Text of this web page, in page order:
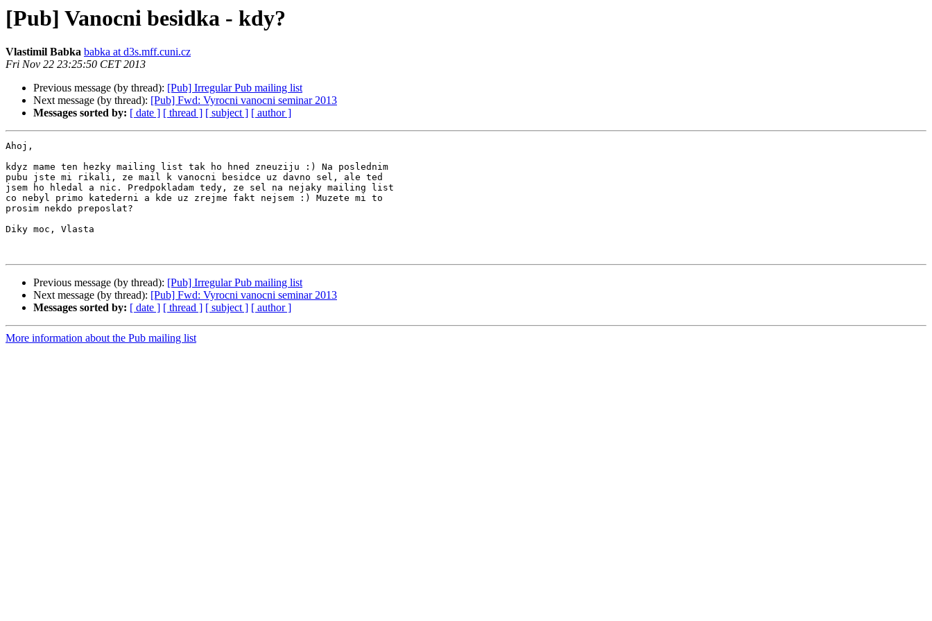
[Pub] Vanocni besidka - kdy?
Vlastimil Babka babka at d3s.mff.cuni.cz
Fri Nov 22 23:25:50 CET 2013
Previous message (by thread): [Pub] Irregular Pub mailing list
Next message (by thread): [Pub] Fwd: Vyrocni vanocni seminar 2013
Messages sorted by: [ date ] [ thread ] [ subject ] [ author ]
Ahoj,
kdyz mame ten hezky mailing list tak ho hned zneuziju :) Na poslednim
pubu jste mi rikali, ze mail k vanocni besidce uz davno sel, ale ted
jsem ho hledal a nic. Predpokladam tedy, ze sel na nejaky mailing list
co nebyl primo katederni a kde uz zrejme fakt nejsem :) Muzete mi to
prosim nekdo preposlat?
Diky moc, Vlasta
Previous message (by thread): [Pub] Irregular Pub mailing list
Next message (by thread): [Pub] Fwd: Vyrocni vanocni seminar 2013
Messages sorted by: [ date ] [ thread ] [ subject ] [ author ]
More information about the Pub mailing list